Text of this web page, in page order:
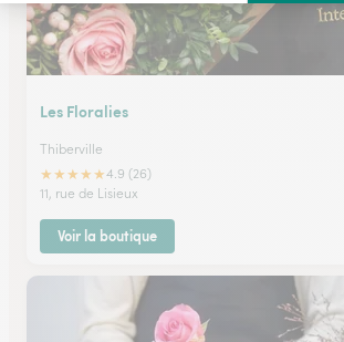
Les Floralies
Thiberville
★★★★★4.9 (26)
11, rue de Lisieux
Voir la boutique